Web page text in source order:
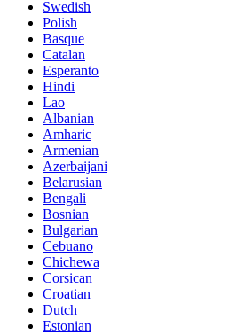
Swedish
Polish
Basque
Catalan
Esperanto
Hindi
Lao
Albanian
Amharic
Armenian
Azerbaijani
Belarusian
Bengali
Bosnian
Bulgarian
Cebuano
Chichewa
Corsican
Croatian
Dutch
Estonian